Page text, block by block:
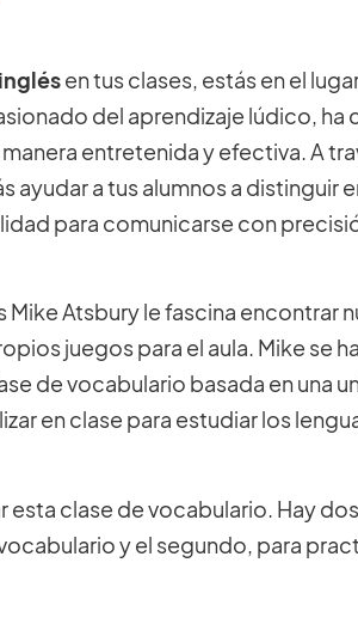
en tus clases, estás en el
del aprendizaje lúdico, ha
entretenida y efectiva. A
a tus alumnos a distinguir
para comunicarse con
Atsbury le fascina encontrar
juegos para el aula. Mike se ha
de vocabulario basada en una
en clase para estudiar los
esta clase de vocabulario. Hay
y el segundo, para